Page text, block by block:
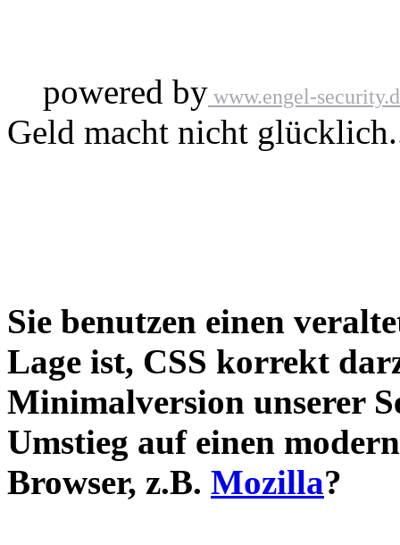
powered by www.engel-
Geld macht nicht
Sie benutzen einen
Lage ist, CSS korrekt
Minimalversion unserer
Umstieg auf einen
Browser, z.B. Mozilla?